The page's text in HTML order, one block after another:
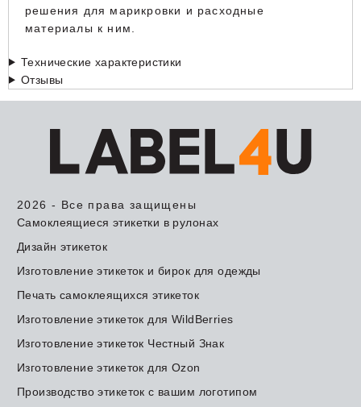
решения для марикровки и расходные
материалы к ним.
Технические характеристики
Отзывы
2026 - Все права защищены
Самоклеящиеся этикетки в рулонах
Дизайн этикеток
Изготовление этикеток и бирок для одежды
Печать самоклеящихся этикеток
Изготовление этикеток для WildBerries
Изготовление этикеток Честный Знак
Изготовление этикеток для Ozon
Производство этикеток с вашим логотипом